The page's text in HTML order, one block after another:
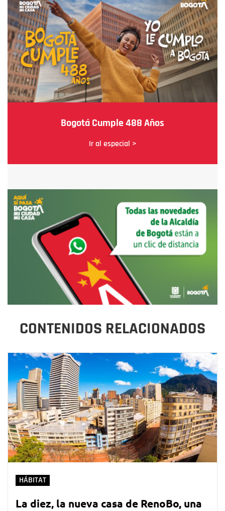
Bogotá Cumple 488 Años
Ir al especial >
CONTENIDOS RELACIONADOS
HÁBITAT
La diez, la nueva casa de RenoBo, una